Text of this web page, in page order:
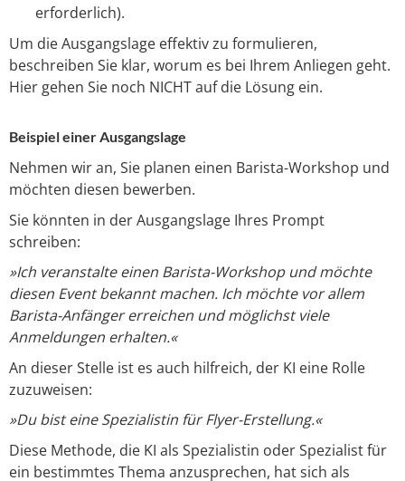
erforderlich).
Um die Ausgangslage effektiv zu formulieren,
beschreiben Sie klar, worum es bei Ihrem Anliegen geht.
Hier gehen Sie noch NICHT auf die Lösung ein.
Beispiel einer Ausgangslage
Nehmen wir an, Sie planen einen Barista-Workshop und
möchten diesen bewerben.
Sie könnten in der Ausgangslage Ihres Prompt
schreiben:
»Ich veranstalte einen Barista-Workshop und möchte
diesen Event bekannt machen. Ich möchte vor allem
Barista-Anfänger erreichen und möglichst viele
Anmeldungen erhalten.«
An dieser Stelle ist es auch hilfreich, der KI eine Rolle
zuzuweisen:
»Du bist eine Spezialistin für Flyer-Erstellung.«
Diese Methode, die KI als Spezialistin oder Spezialist für
ein bestimmtes Thema anzusprechen, hat sich als